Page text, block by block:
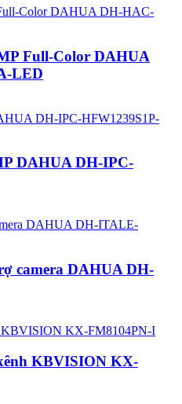
Full-Color DAHUA
LED
DAHUA DH-IPC-
camera DAHUA DH-
KBVISION KX-